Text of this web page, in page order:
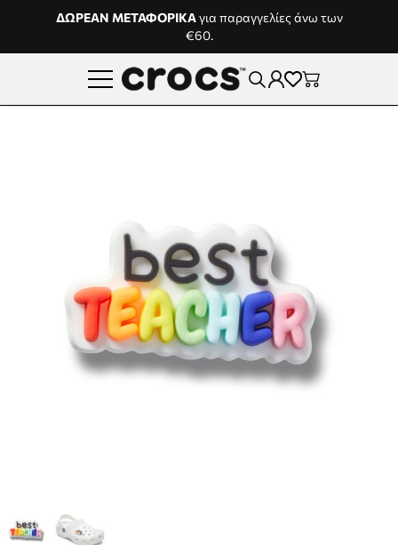
Μετάβαση στο περιεχόμενο
ΔΩΡΕΑΝ ΜΕΤΑΦΟΡΙΚΑγια παραγγελίες άνω των
€60.
View larger image